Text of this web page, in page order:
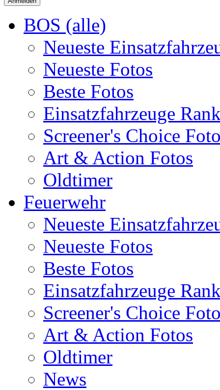
BOS (alle)
Neueste
Neueste Fotos
Beste Fotos
Einsatzfahrzeuge
Screener's Choice
Art & Action Fotos
Oldtimer
Feuerwehr
Neueste
Neueste Fotos
Beste Fotos
Einsatzfahrzeuge
Screener's Choice
Art & Action Fotos
Oldtimer
News